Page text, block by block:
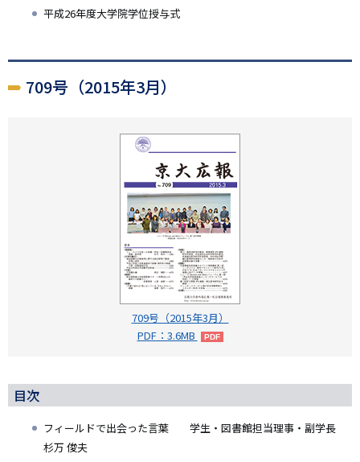
平成26年度大学院学位授与式
709号（2015年3月）
709号（2015年3月）
PDF：3.6MB
目次
フィールドで出会った言葉 学生・図書館担当理事・副学長
杉万 俊夫